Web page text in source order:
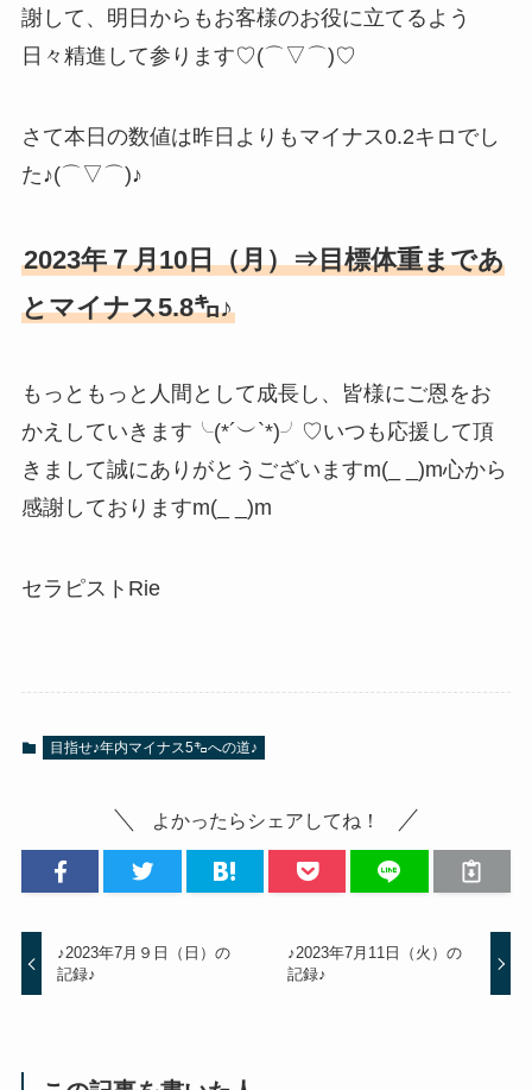
謝して、明日からもお客様のお役に立てるよう
日々精進して参ります♡(⌒▽⌒)♡
さて本日の数値は昨日よりもマイナス0.2キロでし
た♪(⌒▽⌒)♪
2023年７月10日（月）⇒目標体重まであ
とマイナス5.8㌔♪
もっともっと人間として成長し、皆様にご恩をお
かえしていきます╰(*´︶`*)╯♡いつも応援して頂
きまして誠にありがとうございますm(_ _)m心から
感謝しておりますm(_ _)m
セラピストRie
目指せ♪年内マイナス5㌔への道♪
よかったらシェアしてね！
♪2023年7月９日（日）の
記録♪
♪2023年7月11日（火）の
記録♪